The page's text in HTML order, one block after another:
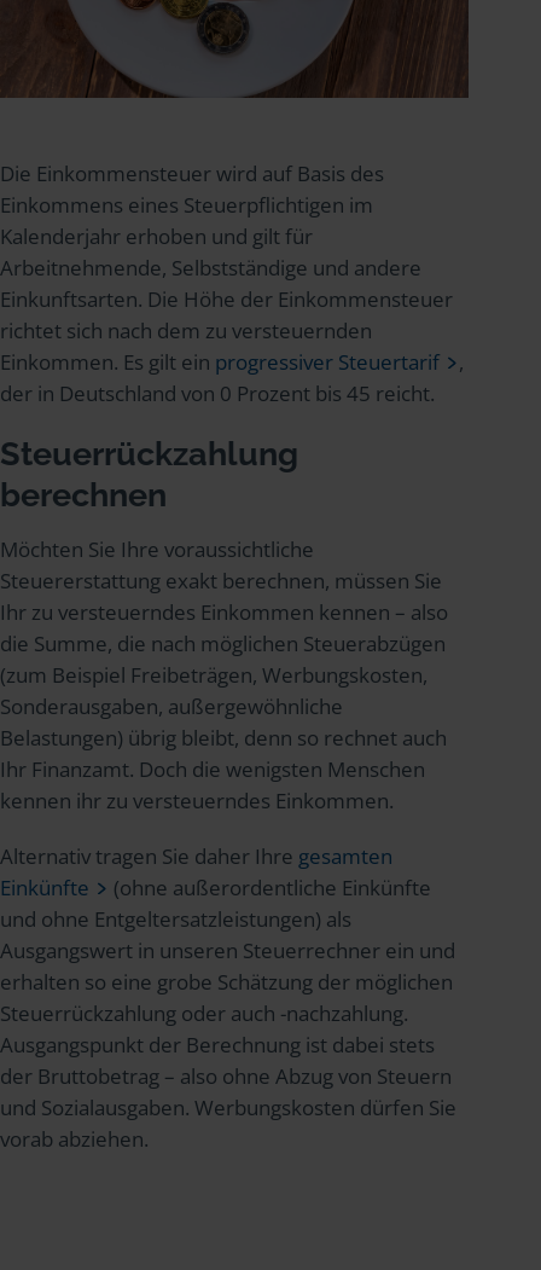
Die Einkommensteuer wird auf Basis des
Einkommens eines Steuerpflichtigen im
Kalenderjahr erhoben und gilt für
Arbeitnehmende, Selbstständige und andere
Einkunftsarten. Die Höhe der Einkommensteuer
richtet sich nach dem zu versteuernden
Einkommen. Es gilt ein progressiver Steuertarif
,
der in Deutschland von 0 Prozent bis 45 reicht.
Steuerrückzahlung
berechnen
Möchten Sie Ihre voraussichtliche
Steuererstattung exakt berechnen, müssen Sie
Ihr zu versteuerndes Einkommen kennen – also
die Summe, die nach möglichen Steuerabzügen
(zum Beispiel Freibeträgen, Werbungskosten,
Sonderausgaben, außergewöhnliche
Belastungen) übrig bleibt, denn so rechnet auch
Ihr Finanzamt. Doch die wenigsten Menschen
kennen ihr zu versteuerndes Einkommen.
Alternativ tragen Sie daher Ihre gesamten
Einkünfte
(ohne außerordentliche Einkünfte
und ohne Entgeltersatzleistungen) als
Ausgangswert in unseren Steuerrechner ein und
erhalten so eine grobe Schätzung der möglichen
Steuerrückzahlung oder auch -nachzahlung.
Ausgangspunkt der Berechnung ist dabei stets
der Bruttobetrag – also ohne Abzug von Steuern
und Sozialausgaben. Werbungskosten dürfen Sie
vorab abziehen.